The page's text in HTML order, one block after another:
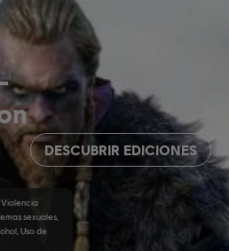
sexuales,
Uso de
DESCUBRIR EDICIONES